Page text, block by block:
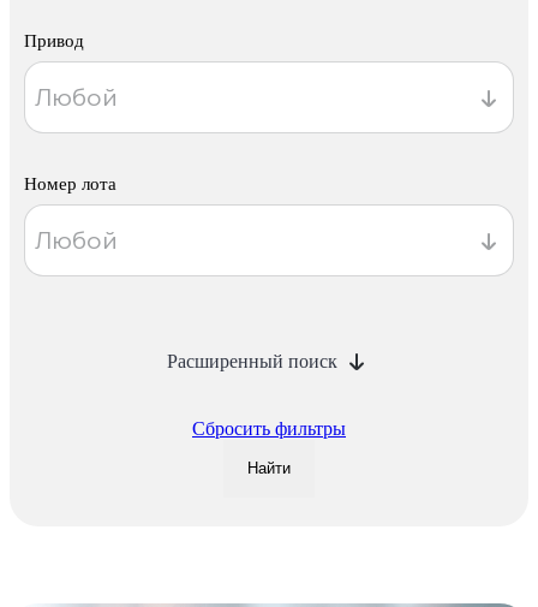
Привод
Номер лота
Расширенный поиск
Сбросить фильтры
Найти